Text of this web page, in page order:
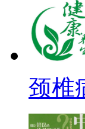
颈椎